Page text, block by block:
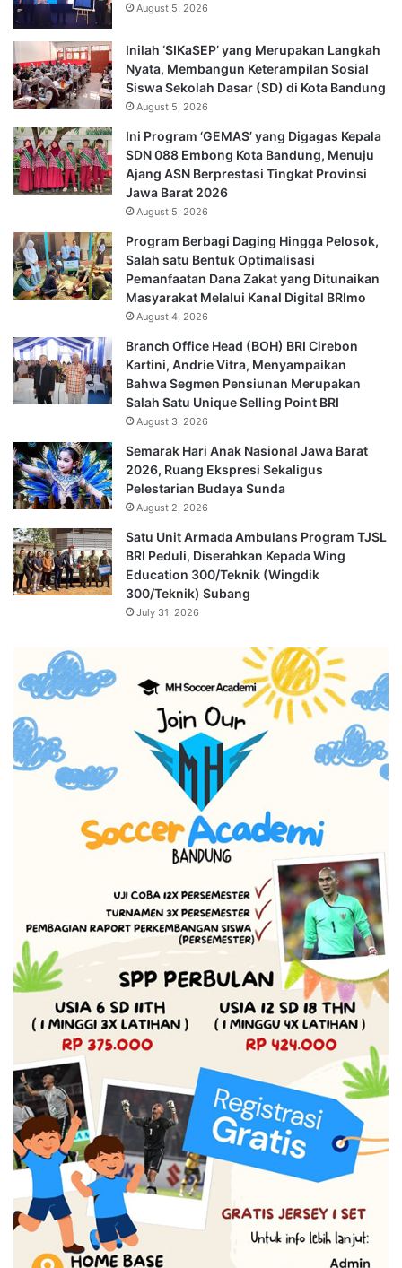
August 5, 2026
Inilah ‘SIKaSEP’ yang Merupakan Langkah
Nyata, Membangun Keterampilan Sosial
Siswa Sekolah Dasar (SD) di Kota Bandung
August 5, 2026
Ini Program ‘GEMAS’ yang Digagas Kepala
SDN 088 Embong Kota Bandung, Menuju
Ajang ASN Berprestasi Tingkat Provinsi
Jawa Barat 2026
August 5, 2026
Program Berbagi Daging Hingga Pelosok,
Salah satu Bentuk Optimalisasi
Pemanfaatan Dana Zakat yang Ditunaikan
Masyarakat Melalui Kanal Digital BRImo
August 4, 2026
Branch Office Head (BOH) BRI Cirebon
Kartini, Andrie Vitra, Menyampaikan
Bahwa Segmen Pensiunan Merupakan
Salah Satu Unique Selling Point BRI
August 3, 2026
Semarak Hari Anak Nasional Jawa Barat
2026, Ruang Ekspresi Sekaligus
Pelestarian Budaya Sunda
August 2, 2026
Satu Unit Armada Ambulans Program TJSL
BRI Peduli, Diserahkan Kepada Wing
Education 300/Teknik (Wingdik
300/Teknik) Subang
July 31, 2026